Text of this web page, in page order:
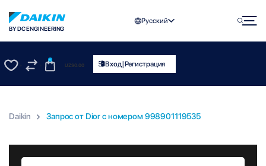
BY DC ENGINEERING
Русский
0
UZS0.00 Вход|Регистрация
Daikin Запрос от Dior c номером 998901119535